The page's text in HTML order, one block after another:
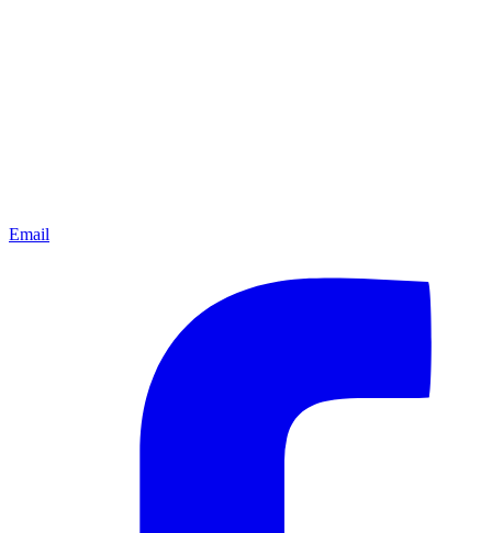
Email